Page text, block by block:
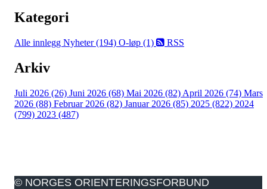
Kategori
Alle innlegg Nyheter (194) O-løp (1) RSS
Arkiv
Juli 2026 (26) Juni 2026 (68) Mai 2026 (82) April 2026 (74) Mars
2026 (88) Februar 2026 (82) Januar 2026 (85) 2025 (822) 2024
(799) 2023 (487)
© NORGES ORIENTERINGSFORBUND